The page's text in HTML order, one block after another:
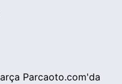
Parcaoto.com'da